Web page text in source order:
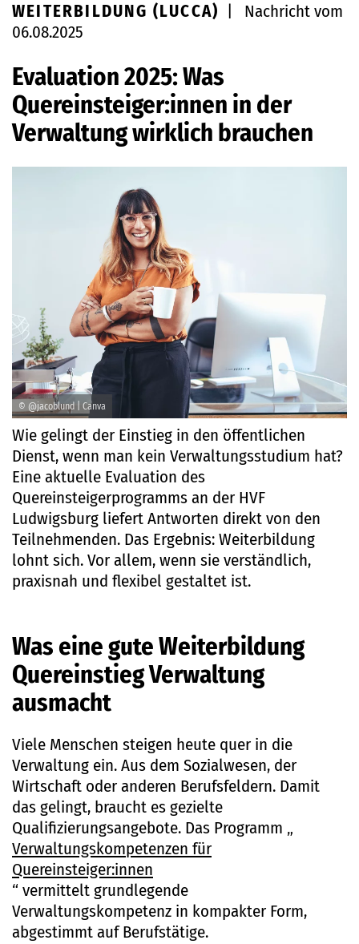
WEITERBILDUNG (LUCCA)
Nachricht vom
06.08.2025
Evaluation 2025: Was
Quereinsteiger:innen in der
Verwaltung wirklich brauchen
© @jacoblund | Canva
Wie gelingt der Einstieg in den öffentlichen
Dienst, wenn man kein Verwaltungsstudium hat?
Eine aktuelle Evaluation des
Quereinsteigerprogramms an der HVF
Ludwigsburg liefert Antworten direkt von den
Teilnehmenden. Das Ergebnis: Weiterbildung
lohnt sich. Vor allem, wenn sie verständlich,
praxisnah und flexibel gestaltet ist.
Was eine gute Weiterbildung
Quereinstieg Verwaltung
ausmacht
Viele Menschen steigen heute quer in die
Verwaltung ein. Aus dem Sozialwesen, der
Wirtschaft oder anderen Berufsfeldern. Damit
das gelingt, braucht es gezielte
Qualifizierungsangebote. Das Programm „
Verwaltungskompetenzen für
Quereinsteiger:innen
“ vermittelt grundlegende
Verwaltungskompetenz in kompakter Form,
abgestimmt auf Berufstätige.